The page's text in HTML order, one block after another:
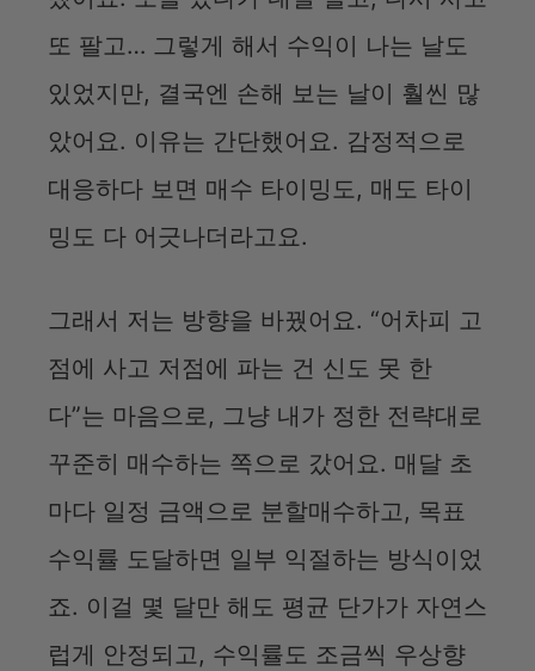
또 팔고… 그렇게 해서 수익이 나는 날도
있었지만, 결국엔 손해 보는 날이 훨씬 많
았어요. 이유는 간단했어요. 감정적으로
대응하다 보면 매수 타이밍도, 매도 타이
밍도 다 어긋나더라고요.
그래서 저는 방향을 바꿨어요. “어차피 고
점에 사고 저점에 파는 건 신도 못 한
다”는 마음으로, 그냥 내가 정한 전략대로
꾸준히 매수하는 쪽으로 갔어요. 매달 초
마다 일정 금액으로 분할매수하고, 목표
수익률 도달하면 일부 익절하는 방식이었
죠. 이걸 몇 달만 해도 평균 단가가 자연스
럽게 안정되고, 수익률도 조금씩 우상향